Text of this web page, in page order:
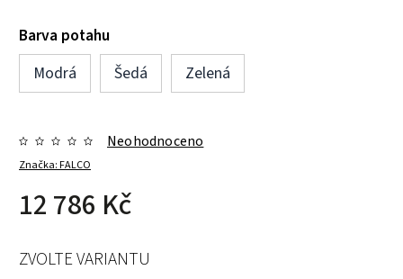
Barva potahu
Modrá
Šedá Zelená
Značka:FALCO
Neohodnoceno
12 786 Kč
ZVOLTE VARIANTU